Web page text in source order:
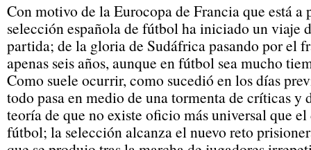
Con motivo de la Eurocopa de Francia que está a
selección española de fútbol ha iniciado un viaje
partida; de la gloria de Sudáfrica pasando por el
apenas seis años, aunque en fútbol sea mucho
Como suele ocurrir, como sucedió en los días
todo pasa en medio de una tormenta de críticas y
teoría de que no existe oficio más universal que
fútbol; la selección alcanza el nuevo reto